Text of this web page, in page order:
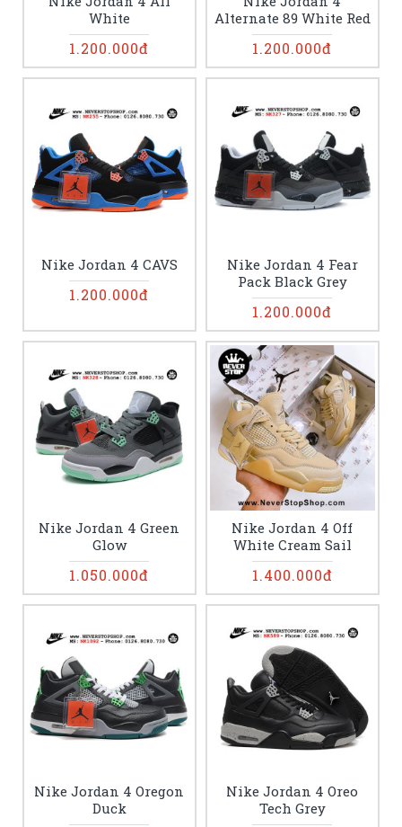
White
1.200.000đ
Alternate 89 White Red
1.200.000đ
Nike Jordan 4 CAVS
1.200.000đ
Nike Jordan 4 Fear
Pack Black Grey
1.200.000đ
Nike Jordan 4 Green
Glow
1.050.000đ
Nike Jordan 4 Off
White Cream Sail
1.400.000đ
Nike Jordan 4 Oregon
Duck
Nike Jordan 4 Oreo
Tech Grey